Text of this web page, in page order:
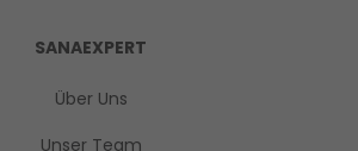
SANAEXPERT
Über Uns
Unser Team